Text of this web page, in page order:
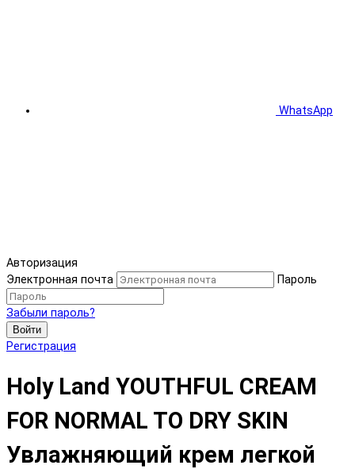
WhatsApp
Авторизация
Электронная почта
Пароль
Забыли пароль?
Войти
Регистрация
Holy Land YOUTHFUL CREAM
FOR NORMAL TO DRY SKIN
Увлажняющий крем легкой